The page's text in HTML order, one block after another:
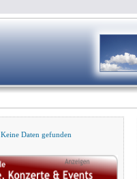
Keine Daten gefunden